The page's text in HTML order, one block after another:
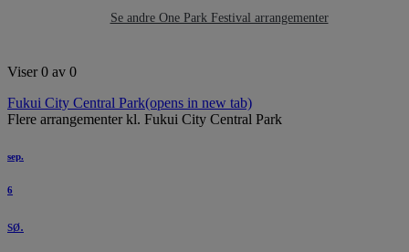
Se andre One Park Festival arrangementer
Viser 0 av 0
Fukui City Central Park(opens in new tab)
Flere arrangementer kl. Fukui City Central Park
sep.
6
sø.